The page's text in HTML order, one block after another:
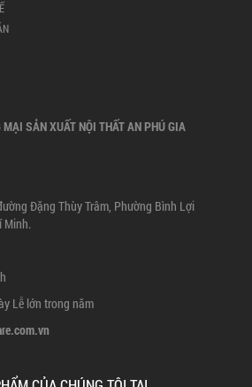
MẠI SẢN XUẤT NỘI THẤT AN PHÚ GIA
Đặng Thùy Trâm, Phường Bình Lợi
Minh.
Lễ lớn trong năm